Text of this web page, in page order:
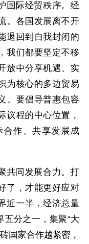
国际经贸秩序。经
。各国发展离不开
退回到自我封闭的
我们都要坚定不移
放中分享机遇、实
为核心的多边贸易
。要倡导普惠包容
议程的中心位置，
作、共享发展成
共同发展合力。打
了，才能更好应对
近一半，经济总量
分之一，集聚“大
国家合作越紧密，